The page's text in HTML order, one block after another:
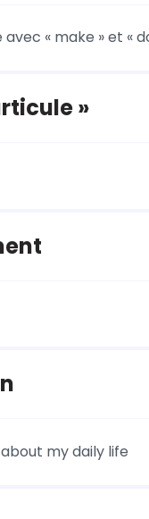
« make » et «
»
my daily life